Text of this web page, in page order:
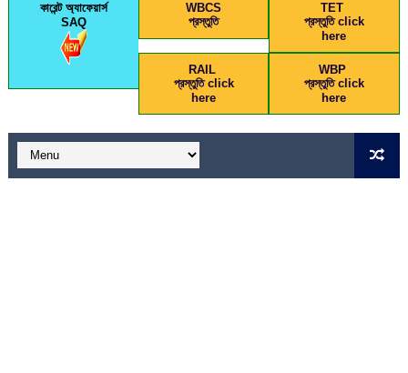
কারেন্ট অ্যাফেয়ার্স
SAQ
WBCS
প্রস্তুতি
TET
প্রস্তুতি click
here
RAIL
প্রস্তুতি click
here
WBP
প্রস্তুতি click
here